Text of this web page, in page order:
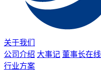
关于我们
公司介绍 大事记 董事长在线
行业方案